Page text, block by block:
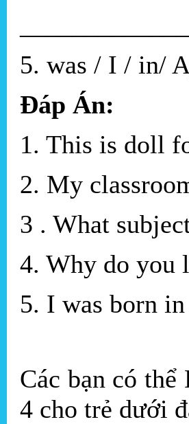
5. was / I / in/
Đáp Án:
1. This is doll
2. My
3 . What
4. Why do you
5. I was born
Các bạn có
4 cho trẻ dưới